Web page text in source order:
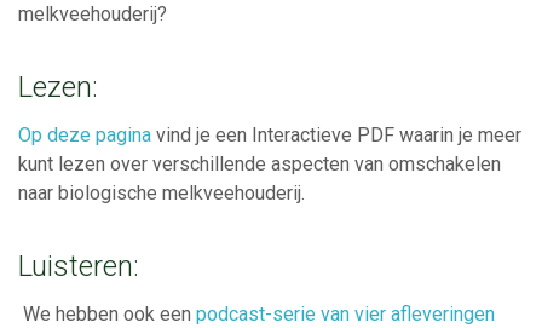
melkveehouderij?
Lezen:
Op deze pagina vind je een Interactieve PDF waarin je meer
kunt lezen over verschillende aspecten van omschakelen
naar biologische melkveehouderij.
Luisteren:
We hebben ook een podcast-serie van vier afleveringen